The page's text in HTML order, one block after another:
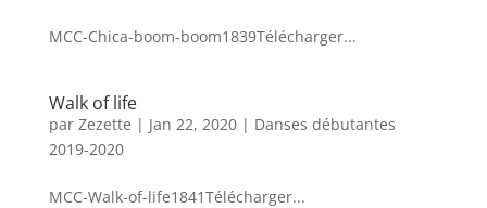
MCC-Chica-boom-boom1839Télécharger...
Walk of life
par Zezette | Jan 22, 2020| Danses débutantes
2019-2020
MCC-Walk-of-life1841Télécharger...